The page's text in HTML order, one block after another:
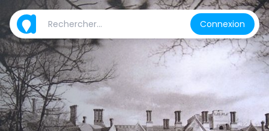
Connexion